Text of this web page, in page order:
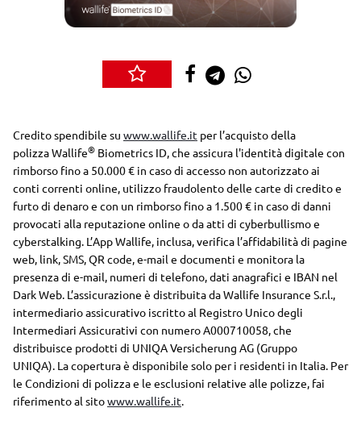
Credito spendibile su www.wallife.it per l’acquisto della
polizzaWallife® Biometrics ID, che assicura l'identità digitale con
rimborso fino a 50.000 € in caso di accesso non autorizzato ai
conti correnti online, utilizzo fraudolento delle carte di credito e
furto di denaro e con un rimborso fino a 1.500 € in caso di danni
provocati alla reputazione online o da atti di cyberbullismo e
cyberstalking. L’App Wallife, inclusa, verifica l’affidabilità di pagine
web, link, SMS, QR code, e-mail e documenti e monitora la
presenza di e-mail, numeri di telefono, dati anagrafici e IBAN nel
Dark Web. L’assicurazione è distribuita da Wallife Insurance S.r.l.,
intermediario assicurativo iscritto al Registro Unico degli
Intermediari Assicurativi con numero A000710058, che
distribuisce prodotti di UNIQA Versicherung AG (Gruppo
UNIQA). La copertura è disponibile solo per i residenti in Italia. Per
le Condizioni di polizza e le esclusioni relative alle polizze, fai
riferimento al sitowww.wallife.it.